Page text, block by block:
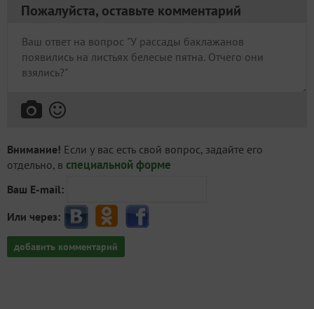
Пожалуйста, оставьте комментарий
Внимание! Если у вас есть свой вопрос, задайте его
отдельно, в специальной форме
Ваш E-mail:
Или через:
добавить комментарий